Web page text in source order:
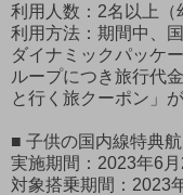
利用人数：2名以上（
利用方法：期間中、
ダイナミックパッケ
ループにつき旅行代
と行く旅クーポン」
■ 子供の国内線特典
実施期間：2023年6
対象搭乗期間：2023